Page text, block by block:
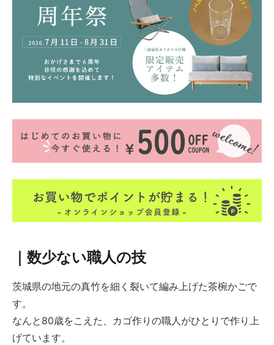
｜数少ない職人の技
茨城県の地元の真竹を細く裂いて編み上げた茶椀かごで
す。
なんと80歳をこえた、カゴ作りの職人がひとりで作り上
げています。